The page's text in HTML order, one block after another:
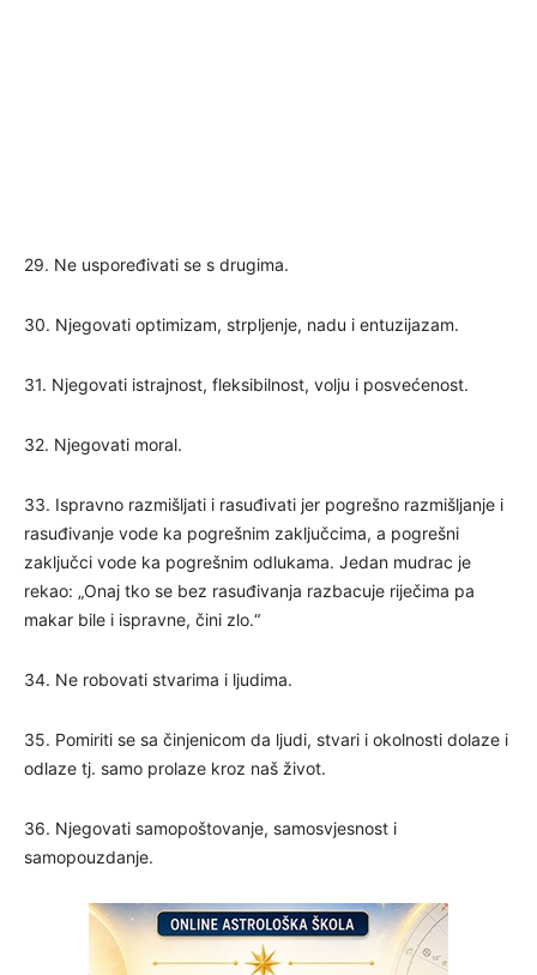
29. Ne uspoređivati se s drugima.
30. Njegovati optimizam, strpljenje, nadu i entuzijazam.
31. Njegovati istrajnost, fleksibilnost, volju i posvećenost.
32. Njegovati moral.
33. Ispravno razmišljati i rasuđivati jer pogrešno razmišljanje i
rasuđivanje vode ka pogrešnim zaključcima, a pogrešni
zaključci vode ka pogrešnim odlukama. Jedan mudrac je
rekao: „Onaj tko se bez rasuđivanja razbacuje riječima pa
makar bile i ispravne, čini zlo.“
34. Ne robovati stvarima i ljudima.
35. Pomiriti se sa činjenicom da ljudi, stvari i okolnosti dolaze i
odlaze tj. samo prolaze kroz naš život.
36. Njegovati samopoštovanje, samosvjesnost i
samopouzdanje.